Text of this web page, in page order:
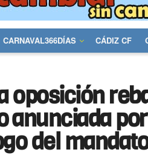
CARNAVAL366DÍAS CÁDIZ CF
oposición
anunciada
del